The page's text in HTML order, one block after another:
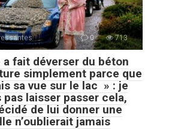
0 713
a fait déverser du béton
simplement parce que
sa vue sur le lac » : je
pas laisser passer cela,
de lui donner une
n’oublierait jamais